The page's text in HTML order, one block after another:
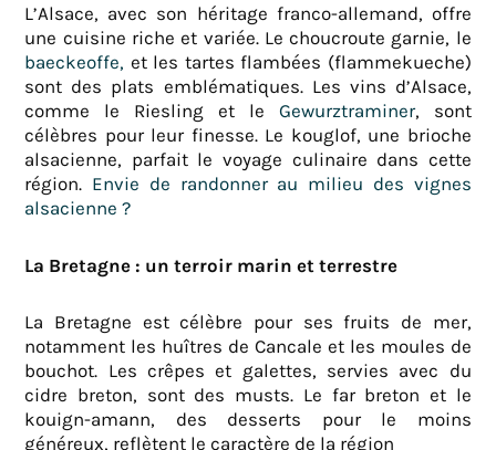
L’Alsace, avec son héritage franco-allemand, offre
une cuisine riche et variée. Le choucroute garnie, le
baeckeoffe, et les tartes flambées (flammekueche)
sont des plats emblématiques. Les vins d’Alsace,
comme le Riesling et le Gewurztraminer, sont
célèbres pour leur finesse. Le kouglof, une brioche
alsacienne, parfait le voyage culinaire dans cette
région. Envie de randonner au milieu des vignes
alsacienne ?
La Bretagne : un terroir marin et terrestre
La Bretagne est célèbre pour ses fruits de mer,
notamment les huîtres de Cancale et les moules de
bouchot. Les crêpes et galettes, servies avec du
cidre breton, sont des musts. Le far breton et le
kouign-amann, des desserts pour le moins
généreux, reflètent le caractère de la région